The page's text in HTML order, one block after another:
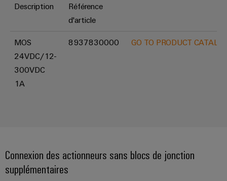
Description
Référence
d'article
MOS
24VDC/12-
300VDC
1A
8937830000 GO TO PRODUCT
Connexion des actionneurs sans blocs de jonction
supplémentaires